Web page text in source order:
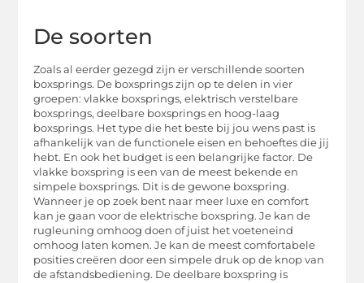
De soorten
Zoals al eerder gezegd zijn er verschillende soorten
boxsprings. De boxsprings zijn op te delen in vier
groepen: vlakke boxsprings, elektrisch verstelbare
boxsprings, deelbare boxsprings en hoog-laag
boxsprings. Het type die het beste bij jou wens past is
afhankelijk van de functionele eisen en behoeftes die jij
hebt. En ook het budget is een belangrijke factor. De
vlakke boxspring is een van de meest bekende en
simpele boxsprings. Dit is de gewone boxspring.
Wanneer je op zoek bent naar meer luxe en comfort
kan je gaan voor de elektrische boxspring. Je kan de
rugleuning omhoog doen of juist het voeteneind
omhoog laten komen. Je kan de meest comfortabele
posities creëren door een simpele druk op de knop van
de afstandsbediening. De deelbare boxspring is